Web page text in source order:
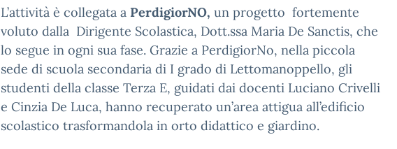
L’attività è collegata a PerdigiorNO, un progetto fortemente
voluto dalla Dirigente Scolastica, Dott.ssa Maria De Sanctis, che
lo segue in ogni sua fase. Grazie a PerdigiorNo, nella piccola
sede di scuola secondaria di I grado di Lettomanoppello, gli
studenti della classe Terza E, guidati dai docenti Luciano Crivelli
e Cinzia De Luca, hanno recuperato un’area attigua all’edificio
scolastico trasformandola in orto didattico e giardino.